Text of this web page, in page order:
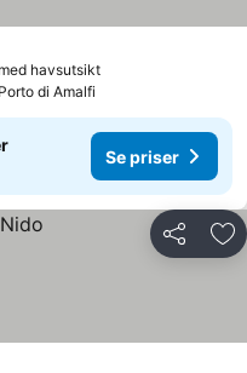
havsutsikt
di Amalfi
Se priser
Dela